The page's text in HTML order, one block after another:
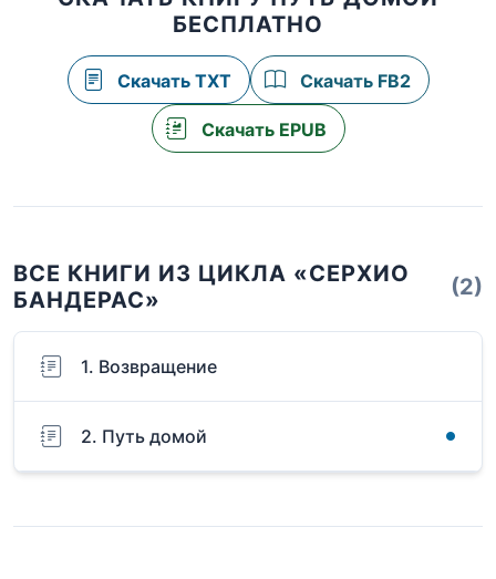
БЕСПЛАТНО
Скачать TXT Скачать FB2
Скачать EPUB
ВСЕ КНИГИ ИЗ ЦИКЛА «СЕРХИО
БАНДЕРАС»
(2)
1. Возвращение
2. Путь домой